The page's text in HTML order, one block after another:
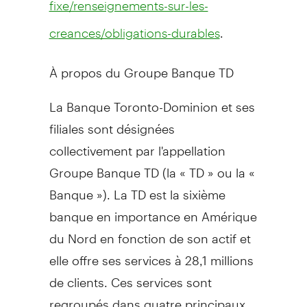
fixe/renseignements-sur-les-
creances/obligations-durables.
À propos du Groupe Banque TD
La Banque Toronto-Dominion et ses
filiales sont désignées
collectivement par l'appellation
Groupe Banque TD (la « TD » ou la «
Banque »). La TD est la sixième
banque en importance en Amérique
du Nord en fonction de son actif et
elle offre ses services à 28,1 millions
de clients. Ces services sont
regroupés dans quatre principaux